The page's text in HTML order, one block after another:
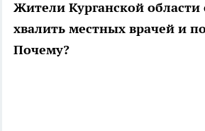
Жители Курганской области
хвалить местных врачей и
Почему?